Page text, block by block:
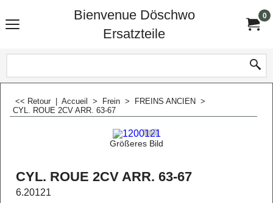
Bienvenue Döschwo
Ersatzteile
0
<< Retour Accueil > Frein > FREINS ANCIEN >
CYL. ROUE 2CV ARR. 63-67
Größeres Bild
CYL. ROUE 2CV ARR. 63-67
6.20121